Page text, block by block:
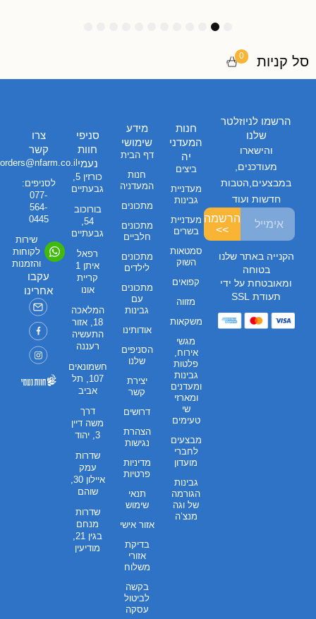
סל קניות 0
חנות
המעדני
יה
ביצים
מעדניית
גבינות
מעדניית
בשרים
סמטאות
השוק
קפואים
מזווה
משקאות
מגשי
אירוח,
פלטות
גבינות
ומעדנים
ומארזי
שי
טעימים
מבצעים
לחברי
מועדון
גבינות
הגורמה
של וגה
מנצ’ה
מידע
שימושי
דף הבית
חנות
המעדניה
מתכונים
מתכונים
חלביים
מתכונים
לילדים
מתכונים
עם
גבינות
אודותינו
הסניפים
שלנו
יצירת
קשר
דרושים
הצהרת
נגישות
מדיניות
פרטיות
תנאי
שימוש
אזור אישי
בדיקת
אזורי
משלוח
בקשה
לביטול
עסקה
סניפי
חוות
נעמי
כורזין 5,
גבעתיים
בורוכוב
54,
גבעתיים
רפאל
איתן 1
קריית
אונו
המלאכה
18, אזור
התעשיה
רעננה
חשמונאים
107, תל
אביב
דרך
משה דיין
3, יהוד
שדרות
עמק
איילון 30,
שוהם
שדרות
מנחם
בגין 21,
מודיעין
צרו
קשר
orders@nfarm.co.il
לסניפים:
077-
564-
0445
שירות
לקוחות
והזמנות
עקבו
אחרינו
הרשמו לניוזלטר
שלנו
והישארו
מעודכנים,
במבצעים,הטבות
חדשות ועוד
הרשמה
>>
הקנייה באתר שלנו
בטוחה
ומאובטחת על ידי
תעודת SSL